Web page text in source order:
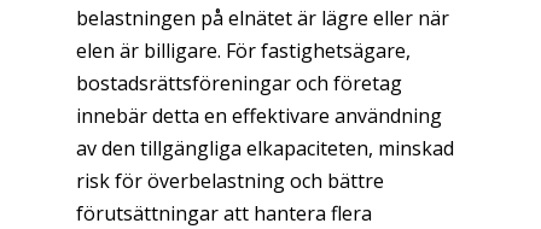
belastningen på elnätet är lägre eller när
elen är billigare. För fastighetsägare,
bostadsrättsföreningar och företag
innebär detta en effektivare användning
av den tillgängliga elkapaciteten, minskad
risk för överbelastning och bättre
förutsättningar att hantera flera